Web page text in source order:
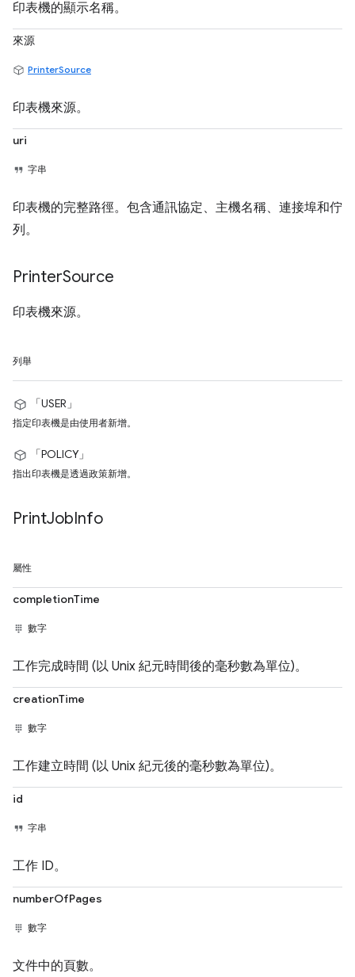
印表機的顯示名稱。
來源
PrinterSource
印表機來源。
uri
字串
印表機的完整路徑。包含通訊協定、主機名稱、連接埠和佇
列。
PrinterSource
印表機來源。
列舉
「USER」
指定印表機是由使用者新增。
「POLICY」
指出印表機是透過政策新增。
PrintJobInfo
屬性
completionTime
數字
工作完成時間 (以 Unix 紀元時間後的毫秒數為單位)。
creationTime
數字
工作建立時間 (以 Unix 紀元後的毫秒數為單位)。
id
字串
工作 ID。
numberOfPages
數字
文件中的頁數。